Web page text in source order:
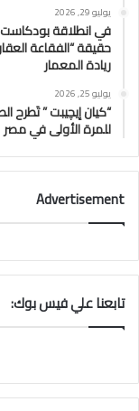
يوليو 29, 2026
في انطلاقة بودكاست
حقيقة “الفقاعة
ريادة المعمار
يوليو 25, 2026
للمرة الأولى في مصر
Advertisement
تابعنا علي فيس بوك: